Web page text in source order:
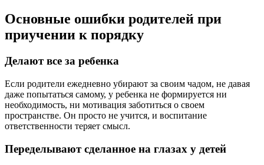
Основные ошибки родителей при
приучении к порядку
Делают все за ребенка
Если родители ежедневно убирают за своим чадом, не давая
даже попытаться самому, у ребенка не формируется ни
необходимость, ни мотивация заботиться о своем
пространстве. Он просто не учится, и воспитание
ответственности теряет смысл.
Переделывают сделанное на глазах у детей